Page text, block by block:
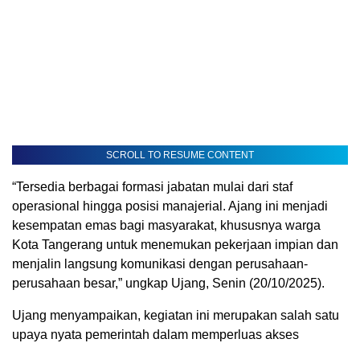
SCROLL TO RESUME CONTENT
“Tersedia berbagai formasi jabatan mulai dari staf
operasional hingga posisi manajerial. Ajang ini menjadi
kesempatan emas bagi masyarakat, khususnya warga
Kota Tangerang untuk menemukan pekerjaan impian dan
menjalin langsung komunikasi dengan perusahaan-
perusahaan besar,” ungkap Ujang, Senin (20/10/2025).
Ujang menyampaikan, kegiatan ini merupakan salah satu
upaya nyata pemerintah dalam memperluas akses